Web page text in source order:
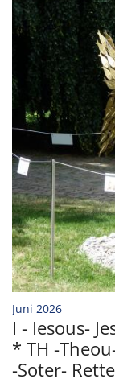
Juni 2026:
I - Iesous-
* TH -
-Soter-